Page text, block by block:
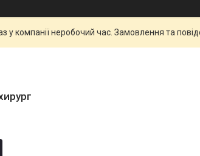
у компанії неробочий час. Замовлення та